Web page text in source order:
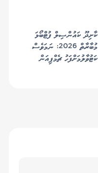
ކާށިދޫ ކައުންސިލް ފުޓްބޯޅަ
މުބާރާތް 2026: ނަމަވެސް
ކަޓުވާލުމަށްފަހު ޗެމްޕިއަން